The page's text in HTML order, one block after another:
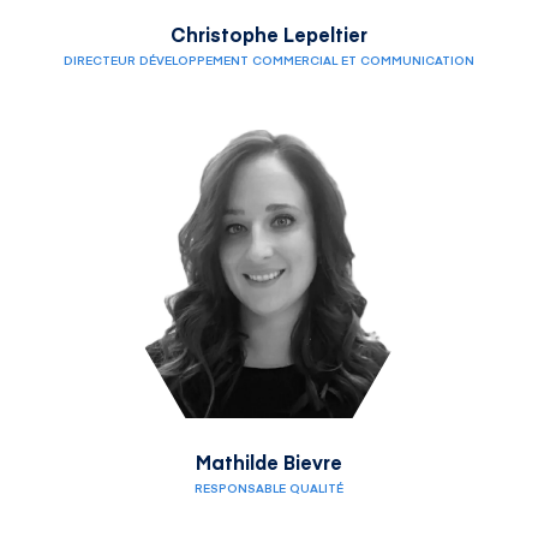
Christophe Lepeltier
DIRECTEUR DÉVELOPPEMENT COMMERCIAL ET COMMUNICATION
Mathilde Bievre
RESPONSABLE QUALITÉ